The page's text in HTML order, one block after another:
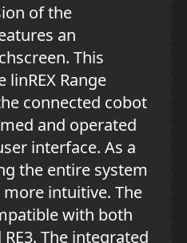
of the
an
This
Range
connected cobot
and operated
interface. As a
the entire system
intuitive. The
with both
RE3. The integrated